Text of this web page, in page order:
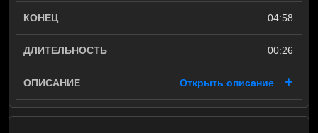
04:58
00:26
Открыть описание